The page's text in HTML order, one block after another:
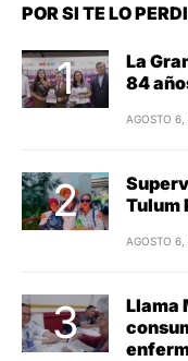
POR SI TE LO
La
84
AGOSTO
Tulum
AGOSTO
Llama